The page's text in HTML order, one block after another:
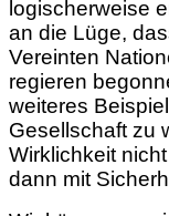
logischerweise
an die Lüge,
Vereinten
regieren
weiteres
Gesellschaft zu
Wirklichkeit
dann mit